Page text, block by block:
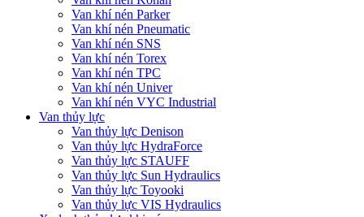
Van khí nén Parker
Van khí nén Pneumatic
Van khí nén SNS
Van khí nén Torex
Van khí nén TPC
Van khí nén Univer
Van khí nén VYC Industrial
Van thủy lực
Van thủy lực Denison
Van thủy lực HydraForce
Van thủy lực STAUFF
Van thủy lực Sun Hydraulics
Van thủy lực Toyooki
Van thủy lực VIS Hydraulics